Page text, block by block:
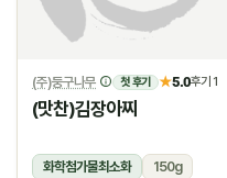
(주)둥구나무 첫 후기 ★5.0후기 1
(맛찬)김장아찌
화학첨가물최소화
150g